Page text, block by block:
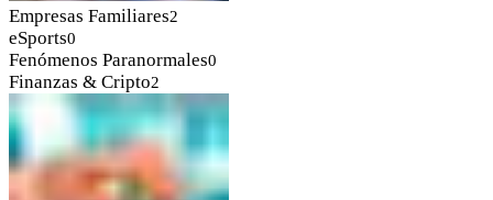
Empresas Familiares2
eSports0
Fenómenos Paranormales0
Finanzas & Cripto2